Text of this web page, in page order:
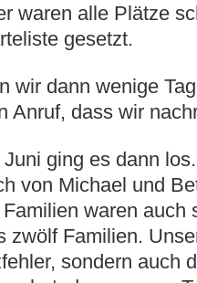
waren alle Plätze
gesetzt.
wir dann wenige
Anruf, dass wir
ging es dann
von Michael und
waren auch
Familien.
sondern auch